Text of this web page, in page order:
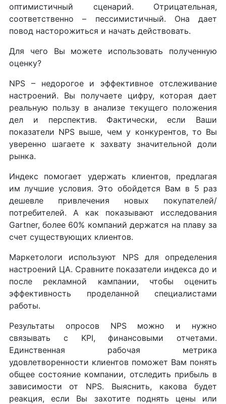
оптимистичный сценарий. Отрицательная,
соответственно – пессимистичный. Она дает
повод насторожиться и начать действовать.
Для чего Вы можете использовать полученную
оценку?
NPS – недорогое и эффективное отслеживание
настроений. Вы получаете цифру, которая дает
реальную пользу в анализе текущего положения
дел и перспектив. Фактически, если Ваши
показатели NPS выше, чем у конкурентов, то Вы
уверенно шагаете к захвату значительной доли
рынка.
Индекс помогает удержать клиентов, предлагая
им лучшие условия. Это обойдется Вам в 5 раз
дешевле привлечения новых покупателей/
потребителей. А как показывают исследования
Gartner, более 60% компаний держатся на плаву за
счет существующих клиентов.
Маркетологи используют NPS для определения
настроений ЦА. Сравните показатели индекса до и
после рекламной кампании, чтобы оценить
эффективность проделанной специалистами
работы.
Результаты опросов NPS можно и нужно
связывать с KPI, финансовыми отчетами.
Единственная рабочая метрика
удовлетворенности клиентов поможет Вам понять
общее состояние компании, отследить прибыль в
зависимости от NPS. Выяснить, какова будет
реакция, если Вы захотите поднять цены или